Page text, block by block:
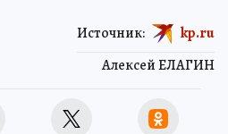
Алексей ЕЛАГИН
Источник: kp.ru